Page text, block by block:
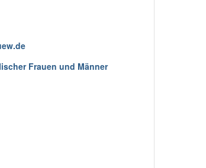
Frauen und Männer